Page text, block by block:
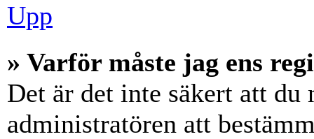
Upp
» Varför måste jag ens
Det är det inte säkert att
administratören att